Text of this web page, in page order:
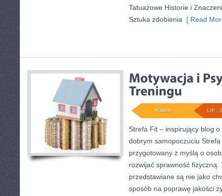
Tatuażowe Historie i
Sztuka zdobienia [ Read
LIP -
ADMIN
Strefa Fit – inspirujący blog
dobrym samopoczuciu
przygotowany z myślą o
rozwijać sprawność
przedstawiane są nie jako
sposób na poprawę jakości